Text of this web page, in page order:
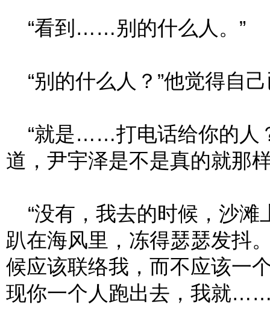
“看到……别的什么人。”
“别的什么人？”他觉得自
“就是……打电话给你的人
道，尹宇泽是不是真的就那
“没有，我去的时候，沙滩
趴在海风里，冻得瑟瑟发抖
候应该联络我，而不应该一
现你一个人跑出去，我就